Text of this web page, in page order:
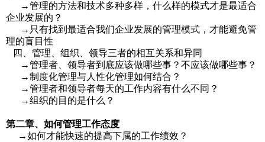
→管理的方法和技术多种多样，什么样的模式才是最适合
企业发展的？
→只有找到最适合我们企业发展的管理模式，才能避免管
理的盲目性
四、管理、组织、领导三者的相互关系和异同
→管理者、领导者到底应该做哪些事？不应该做哪些事？
→制度化管理与人性化管理如何结合？
→管理者和领导者每天的工作内容有什么不同？
→组织的目的是什么？
第二章、如何管理工作态度
→如何才能快速的提高下属的工作绩效？